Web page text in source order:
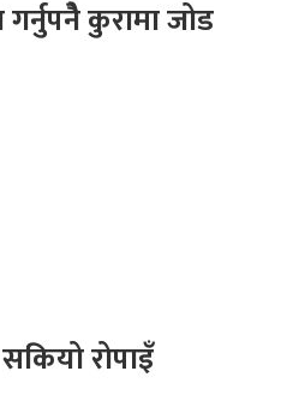
कुरामा जोड
रोपाइँ